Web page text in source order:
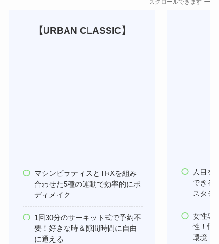
スクロールできます
【URBAN CLASSIC】
マシンピラティスとTRXを組み
合わせた5種の運動で効率的にボ
ディメイク
1回30分のサーキット式で予約不
要！好きな時＆隙間時間に自由
に通える
人目を
できる
スタジ
女性専
性！悩
環境